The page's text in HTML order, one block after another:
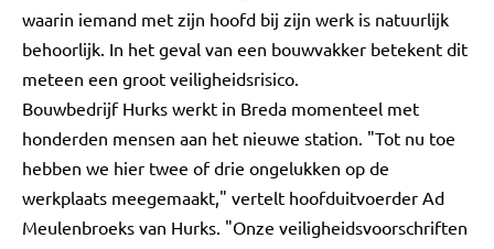
waarin iemand met zijn hoofd bij zijn werk is natuurlijk
behoorlijk. In het geval van een bouwvakker betekent dit
meteen een groot veiligheidsrisico.
Bouwbedrijf Hurks werkt in Breda momenteel met
honderden mensen aan het nieuwe station. "Tot nu toe
hebben we hier twee of drie ongelukken op de
werkplaats meegemaakt," vertelt hoofduitvoerder Ad
Meulenbroeks van Hurks. "Onze veiligheidsvoorschriften